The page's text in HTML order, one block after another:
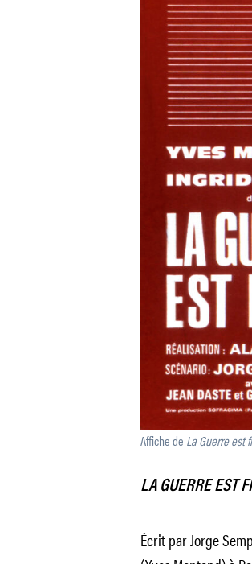
Affiche de La Guerre est
LA GUERRE EST
Écrit par Jorge